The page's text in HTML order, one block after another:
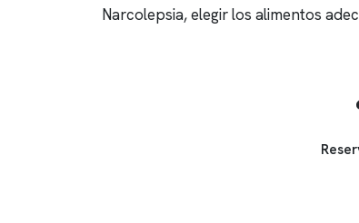
Narcolepsia, elegir los alimentos